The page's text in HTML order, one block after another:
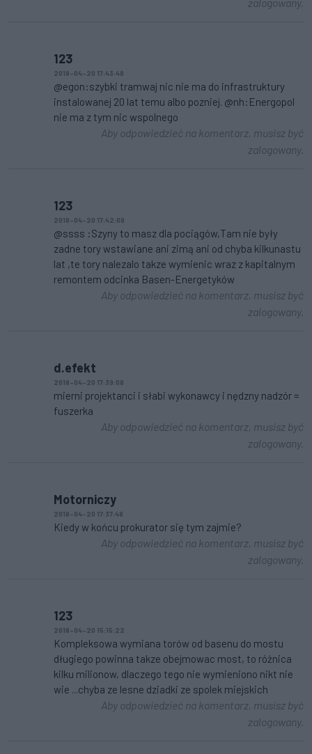
123
2018-04-20 17:43:48
@egon:szybki tramwaj nic nie ma do infrastruktury
instalowanej 20 lat temu albo pozniej. @nh:Energopol
nie ma z tym nic wspolnego
Aby odpowiedzieć na komentarz, musisz być
zalogowany.
123
2018-04-20 17:42:08
@ssss :Szyny to masz dla pociągów,Tam nie były
zadne tory wstawiane ani zimą ani od chyba kilkunastu
lat ,te tory nalezalo takze wymienic wraz z kapitalnym
remontem odcinka Basen-Energetyków
Aby odpowiedzieć na komentarz, musisz być
zalogowany.
d.efekt
2018-04-20 17:39:08
mierni projektanci i słabi wykonawcy i nędzny nadzór =
fuszerka
Aby odpowiedzieć na komentarz, musisz być
zalogowany.
Motorniczy
2018-04-20 17:37:48
Kiedy w końcu prokurator się tym zajmie?
Aby odpowiedzieć na komentarz, musisz być
zalogowany.
123
2018-04-20 15:15:22
Kompleksowa wymiana torów od basenu do mostu
długiego powinna takze obejmowac most, to różnica
kilku milionow, dlaczego tego nie wymieniono nikt nie
wie ...chyba ze lesne dziadki ze spolek miejskich
Aby odpowiedzieć na komentarz, musisz być
zalogowany.